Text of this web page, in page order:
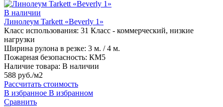
В наличии
Линолеум Tarkett «Beverly 1»
Класс использования: 31 Класс - коммерческий, низкие
нагрузки
Ширина рулона в резке: 3 м. / 4 м.
Пожарная безопасность: КМ5
Наличие товара: В наличии
588 руб./м2
Рассчитать стоимость
В избранное В избранном
Сравнить